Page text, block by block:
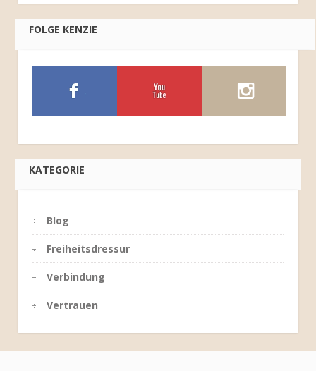
FOLGE KENZIE
KATEGORIE
Blog
Freiheitsdressur
Verbindung
Vertrauen